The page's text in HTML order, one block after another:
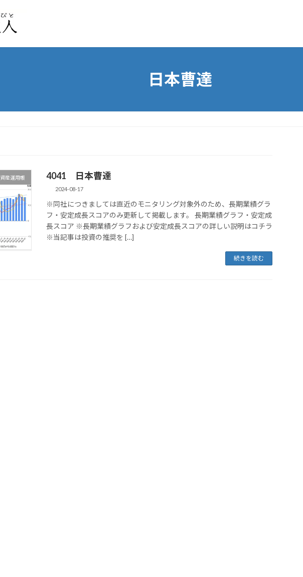
日本曹達
資産運用帳 4041 日本曹達
2024-08-17
※同社につきましては直近のモニタリング対象外のため、長期業績グラ
フ・安定成長スコアのみ更新して掲載します。 長期業績グラフ・安定成
長スコア ※長期業績グラフおよび安定成長スコアの詳しい説明はコチラ
※当記事は投資の推奨を […]
続きを読む